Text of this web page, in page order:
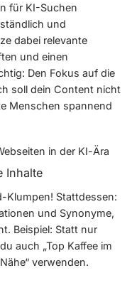
für KI-Suchen
und
dabei relevante
und einen
Den Fokus auf die
soll dein Content nicht
Menschen spannend
in der KI-Ära
Inhalte
Klumpen! Stattdessen:
und Synonyme,
Beispiel: Statt nur
auch „Top Kaffee im
verwenden.